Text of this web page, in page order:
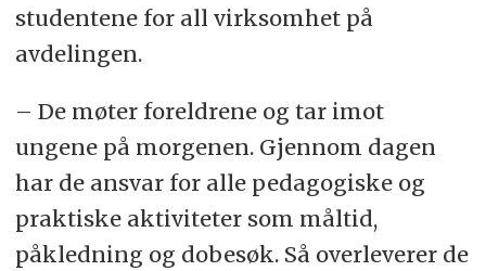
studentene for all virksomhet på
avdelingen.
– De møter foreldrene og tar imot
ungene på morgenen. Gjennom dagen
har de ansvar for alle pedagogiske og
praktiske aktiviteter som måltid,
påkledning og dobesøk. Så overleverer de